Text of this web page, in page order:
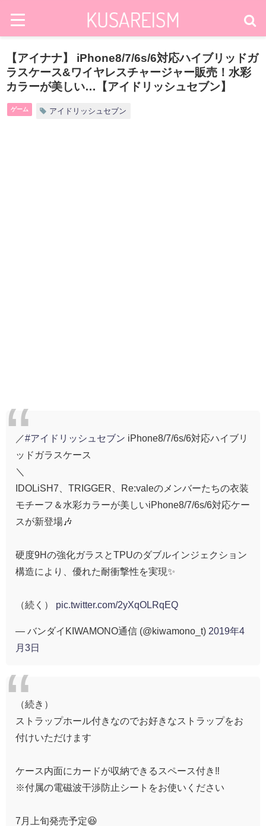
【アイナナ】 iPhone8/7/6s/6対応ハイブリッドガ
ラスケース&ワイヤレスチャージャー販売！水彩
カラーが美しい…【アイドリッシュセブン】
ゲーム アイドリッシュセブン
／#アイドリッシュセブン iPhone8/7/6s/6対応ハイブリ
ッドガラスケース
＼
IDOLiSH7、TRIGGER、Re:valeのメンバーたちの衣装
モチーフ＆水彩カラーが美しいiPhone8/7/6s/6対応ケー
スが新登場🎶
硬度9Hの強化ガラスとTPUのダブルインジェクション
構造により、優れた耐衝撃性を実現✨
（続く） pic.twitter.com/2yXqOLRqEQ
— バンダイKIWAMONO通信 (@kiwamono_t) 2019年4
月3日
（続き）
ストラップホール付きなのでお好きなストラップをお
付けいただけます
ケース内面にカードが収納できるスペース付き‼️
※付属の電磁波干渉防止シートをお使いください
7月上旬発売予定😆